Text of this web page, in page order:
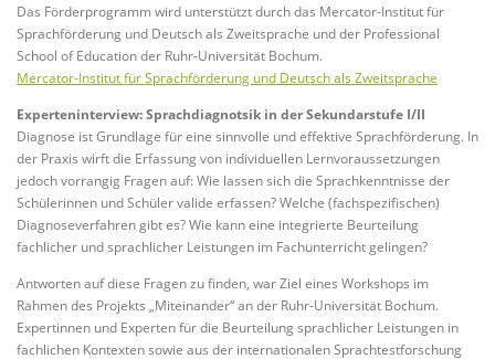
Das Förderprogramm wird unterstützt durch das Mercator-Institut für
Sprachförderung und Deutsch als Zweitsprache und der Professional
School of Education der Ruhr-Universität Bochum.
Mercator-Institut für Sprachförderung und Deutsch als Zweitsprache
Experteninterview: Sprachdiagnotsik in der Sekundarstufe I/II
Diagnose ist Grundlage für eine sinnvolle und effektive Sprachförderung. In
der Praxis wirft die Erfassung von individuellen Lernvoraussetzungen
jedoch vorrangig Fragen auf: Wie lassen sich die Sprachkenntnisse der
Schülerinnen und Schüler valide erfassen? Welche (fachspezifischen)
Diagnoseverfahren gibt es? Wie kann eine integrierte Beurteilung
fachlicher und sprachlicher Leistungen im Fachunterricht gelingen?
Antworten auf diese Fragen zu finden, war Ziel eines Workshops im
Rahmen des Projekts „Miteinander“ an der Ruhr-Universität Bochum.
Expertinnen und Experten für die Beurteilung sprachlicher Leistungen in
fachlichen Kontexten sowie aus der internationalen Sprachtestforschung